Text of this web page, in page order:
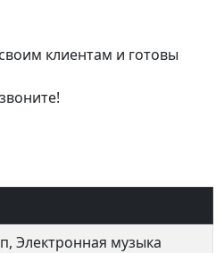
клиентам и готовы
Электронная музыка